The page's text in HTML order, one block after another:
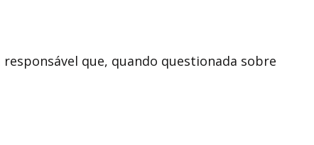
que, quando questionada sobre